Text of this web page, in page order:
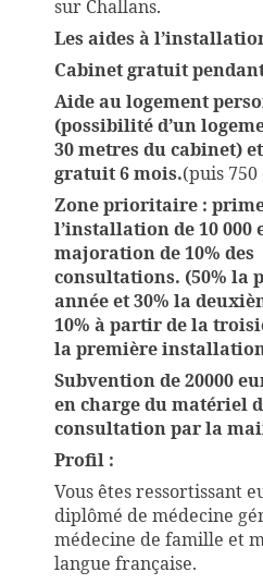
sur Challans.
Les aides à
Cabinet gratuit
Aide au logement
(possibilité d’un
30 metres du cabinet)
gratuit 6 mois.(puis 750
Zone prioritaire :
l’installation de 10 000
majoration de 10% des
consultations. (50% la
année et 30% la
10% à partir de la
la première
Subvention de 20000
en charge du matériel
consultation par la
Profil :
Vous êtes ressortissant
diplômé de médecine
médecine de famille et
langue française.